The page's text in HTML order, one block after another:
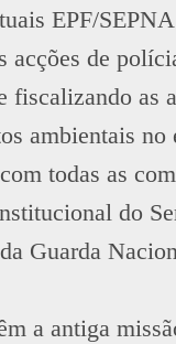
EPF/
acções de
fiscalizando as
ambientais no
todas as
do
Guarda
a antiga